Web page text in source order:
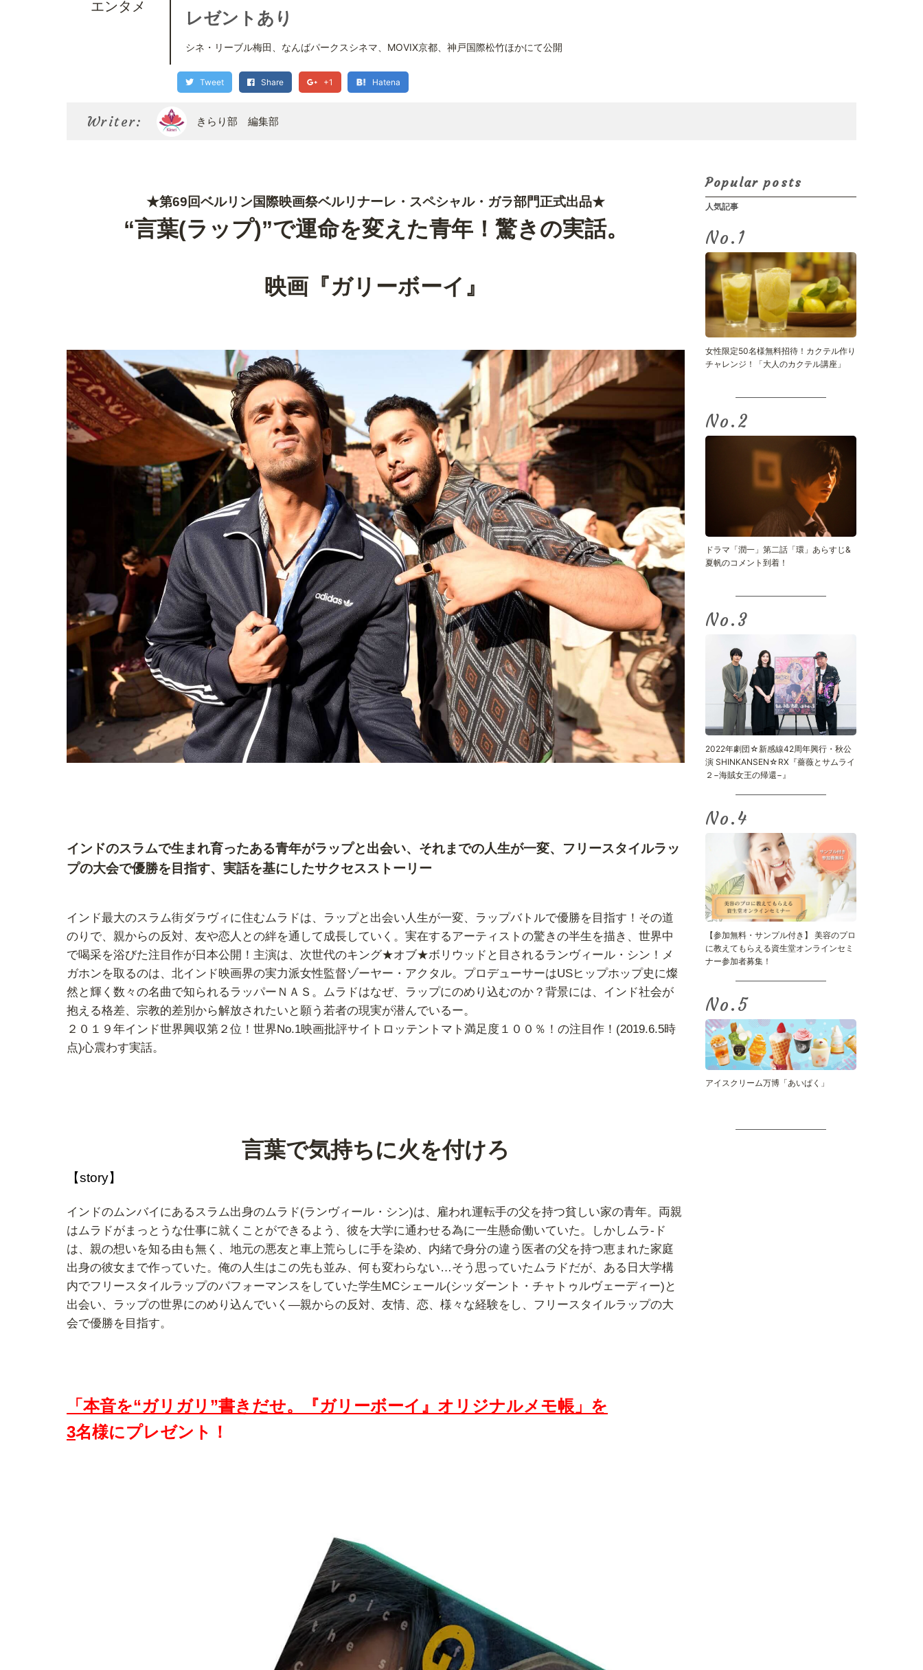
エンタメ
レゼントあり
シネ・リーブル梅田、なんばパークスシネマ、MOVIX京都、神戸国際松竹ほかにて公開
Tweet Share +1 Hatena
Writer: きらり部 編集部
★第69回ベルリン国際映画祭ベルリナーレ・スペシャル・ガラ部門正式出品★
“言葉(ラップ)”で運命を変えた青年！驚きの実話。
映画『ガリーボーイ』
インドのスラムで生まれ育ったある青年がラップと出会い、それまでの人生が一変、フリースタイルラッ
プの大会で優勝を目指す、 実話を基にしたサクセスストーリー
インド最大のスラム街ダラヴィに住むムラドは、ラップと出会い人生が一変、ラップバトルで優勝を目指す！その道
のりで、親からの反対、友や恋人との絆を通して成長していく。実在するアーティストの驚きの半生を描き、世界中
で喝采を浴びた注目作が日本公開！主演は、次世代のキング★オブ★ボリウッドと目されるランヴィール・シン！メ
ガホンを取るのは、北インド映画界の実力派女性監督ゾーヤー・アクタル。プロデューサーはUSヒップホップ史に燦
然と輝く数々の名曲で知られるラッパーＮＡＳ。ムラドはなぜ、ラップにのめり込むのか？背景には、インド社会が
抱える格差、宗教的差別から解放されたいと願う若者の現実が潜んでいるー。
２０１９年インド世界興収第２位！世界No.1映画批評サイトロッテントマト満足度１００％！の注目作！(2019.6.5時
点)心震わす実話。
言葉で気持ちに火を付けろ
【story】
インドのムンバイにあるスラム出身のムラド(ランヴィール・シン)は、雇われ運転手の父を持つ貧しい家の青年。両親
はムラドがまっとうな仕事に就くことができるよう、彼を大学に通わせる為に一生懸命働いていた。しかしムラ-ド
は、親の想いを知る由も無く、地元の悪友と車上荒らしに手を染め、内緒で身分の違う医者の父を持つ恵まれた家庭
出身の彼女まで作っていた。俺の人生はこの先も並み、何も変わらない…そう思っていたムラドだが、ある日大学構
内でフリースタイルラップのパフォーマンスをしていた学生MCシェール(シッダーント・チャトゥルヴェーディー)と
出会い、ラップの世界にのめり込んでいく―親からの反対、友情、恋、様々な経験をし、フリースタイルラップの大
会で優勝を目指す。
「本音を“ガリガリ”書きだせ。『ガリーボーイ』オリジナルメモ帳」を
3名様にプレゼント！
Popular posts
人気記事
No.
女性限定50名様無料招待！カクテル作り
チャレンジ！「大人のカクテル講座」
No.
ドラマ「潤一」第二話「環」あらすじ&
夏帆のコメント到着！
No.
2022年劇団☆新感線42周年興行・秋公
演 SHINKANSEN☆RX『薔薇とサムライ
２−海賊女王の帰還−』
No.
【参加無料・サンプル付き】 美容のプロ
に教えてもらえる資生堂オンラインセミ
ナー参加者募集！
No.
アイスクリーム万博「あいぱく」